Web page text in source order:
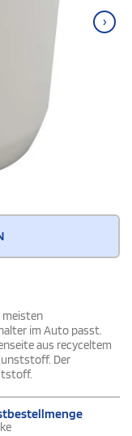
›
meisten
im Auto passt.
aus recyceltem
Der